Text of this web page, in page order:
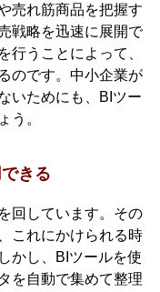
売れ筋商品を把握す
戦略を迅速に展開で
行うことによって、
のです。中小企業が
いためにも、BIツー
う。
きる
回しています。その
これにかけられる時
かし、BIツールを使
を自動で集めて整理